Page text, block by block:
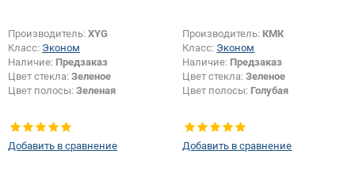
Производитель: XYG
Класс: Эконом
Наличие: Предзаказ
Цвет стекла: Зеленое
Цвет полосы: Зеленая
Добавить в сравнение
Производитель: КМК
Класс: Эконом
Наличие: Предзаказ
Цвет стекла:Зеленое
Цвет полосы: Голубая
Добавить в сравнение